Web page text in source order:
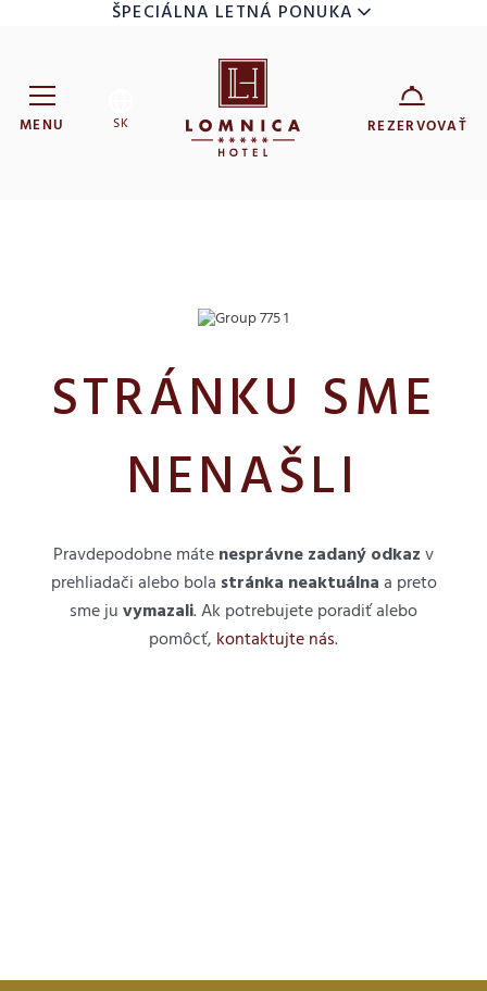
ŠPECIÁLNA LETNÁ PONUKA
MENU SK REZERVOVAŤ
STRÁNKU SME
NENAŠLI
Pravdepodobne mátenesprávnezadaný odkazv
prehliadači alebo bola stránka neaktuálnaa preto
sme juvymazali. Ak potrebujete poradiť alebo
pomôcť, kontaktujte nás.
ZARIADENIE Hotel Lomnica